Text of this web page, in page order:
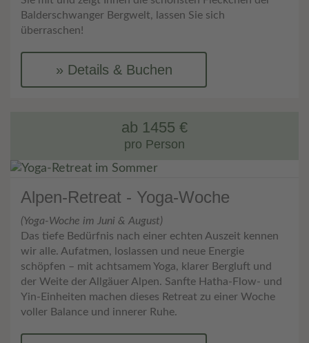
Balderschwanger Bergwelt, lassen Sie sich
überraschen!
Details & Buchen
ab 1455 €
pro Person
Alpen-Retreat - Yoga-Woche
(Yoga-Woche im Juni & August)
Das tiefe Bedürfnis nach einer echten Auszeit kennen
wir alle. Aufatmen, loslassen und neue Energie
schöpfen – mit achtsamem Yoga, klarer Bergluft und
der Weite der Allgäuer Alpen. Sanfte Hatha-Flow- und
Yin-Einheiten machen dieses Retreat zu einer Woche
voller Balance und innerer Ruhe.